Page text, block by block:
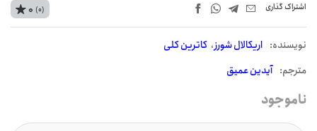
اشتراک‌ گذاری
نويسنده: اریکالال شورز کاترین کلی
مترجم: آیدین عمیق
0 (0)
ناموجود